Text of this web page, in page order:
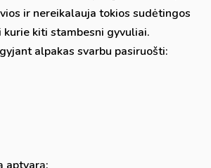
ir nereikalauja tokios sudėtingos
kurie kiti stambesni gyvuliai.
alpakas svarbu pasiruošti: